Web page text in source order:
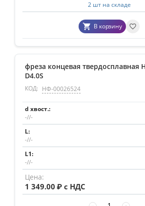
2 шт на складе
В корзину
фреза концевая твердосплавная
D4.0S
КОД: НФ-00026524
-//-
-//-
-//-
1 349.00 ₽ с НДС